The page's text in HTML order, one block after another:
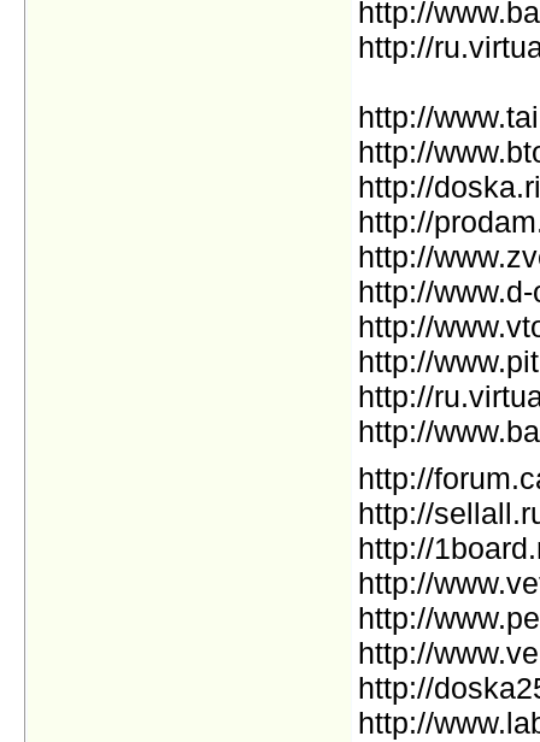
http://
http://
http://
http://
http://
http://
http://
http://
http://
http://
http://
http://
http://
http://
http://
http://
http://
http://
http://
http://